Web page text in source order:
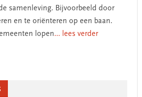
samenleving. Bijvoorbeeld door
en te oriënteren op een baan.
lopen... lees verder